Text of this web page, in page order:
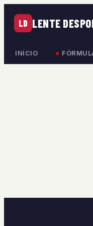
LD LENTE
INÍCIO